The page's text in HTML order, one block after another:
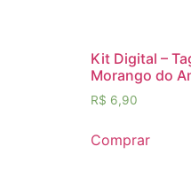
Kit Digital –
Morango do
R$ 6,90
Comprar